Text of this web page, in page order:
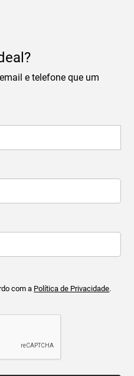
e telefone que um
com a Política de Privacidade.